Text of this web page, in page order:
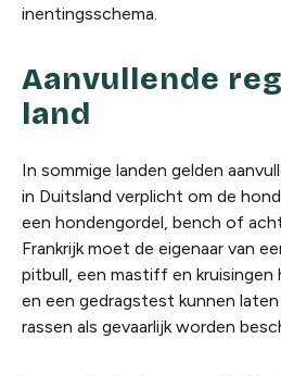
inentingsschema.
Aanvullende
land
In sommige landen gelden
in Duitsland verplicht om de
een hondengordel, bench of
Frankrijk moet de eigenaar van
pitbull, een mastiff en kruisingen
en een gedragstest kunnen
rassen als gevaarlijk worden